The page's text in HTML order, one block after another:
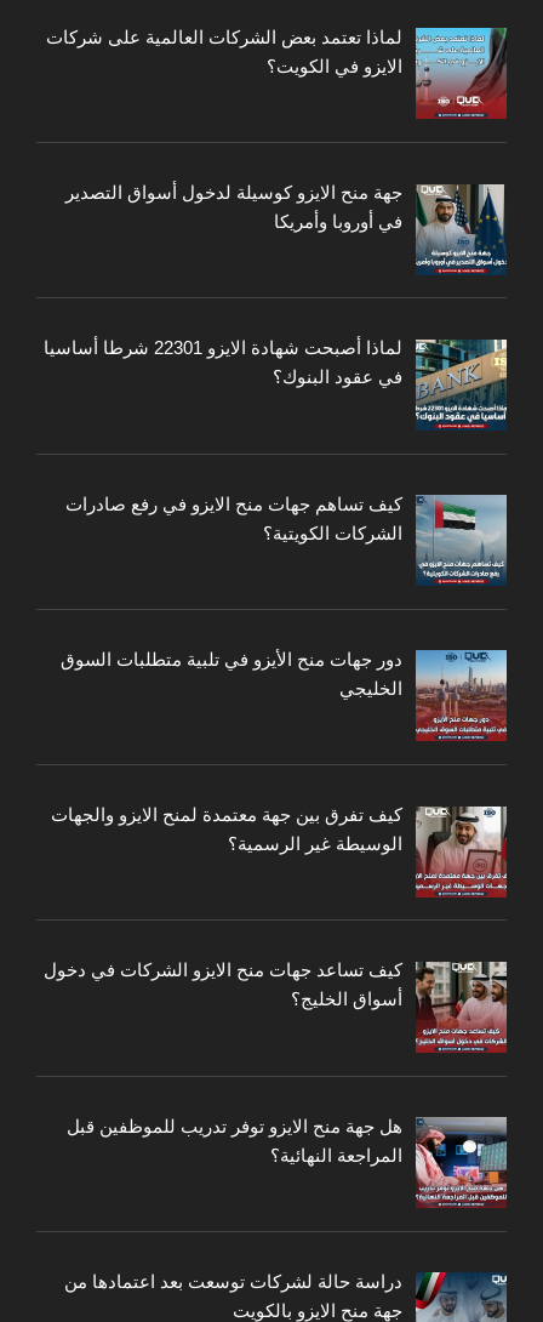
لماذا تعتمد بعض الشركات العالمية على شركات
الايزو في الكويت؟
جهة منح الايزو كوسيلة لدخول أسواق التصدير
في أوروبا وأمريكا
لماذا أصبحت شهادة الايزو 22301 شرطا أساسيا
في عقود البنوك؟
كيف تساهم جهات منح الايزو في رفع صادرات
الشركات الكويتية؟
دور جهات منح الأيزو في تلبية متطلبات السوق
الخليجي
كيف تفرق بين جهة معتمدة لمنح الايزو والجهات
الوسيطة غير الرسمية؟
كيف تساعد جهات منح الايزو الشركات في دخول
أسواق الخليج؟
هل جهة منح الايزو توفر تدريب للموظفين قبل
المراجعة النهائية؟
دراسة حالة لشركات توسعت بعد اعتمادها من
جهة منح الايزو بالكويت